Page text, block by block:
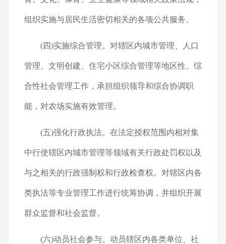
组织实施与居民生活密切相关的各项公共服务。
(四)实施综合管理。对辖区内城市管理、人口
管理、文明创建、住宅小区综合管理等地区性、综
合性社会管理工作，承担组织领导和综合协调职
能，对农场实施有效管理。
(五)强化行政执法。在法定授权范围内相对集
中行使辖区内城市管理等领域有关行政处罚权以及
与之相关的行政强制权和行政检查权。对辖区内各
类执法等专业管理工作进行统筹协调，并组织开展
群众监督和社会监督。
(六)动员社会参与。动员辖区内各类单位、社